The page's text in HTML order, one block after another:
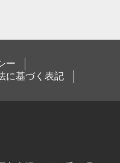
ー
に基づく表記